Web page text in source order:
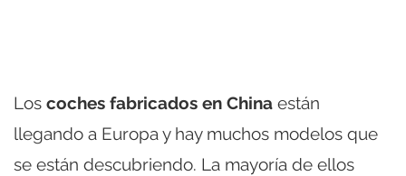
Los coches fabricados en China están
llegando a Europa y hay muchos modelos que
se están descubriendo. La mayoría de ellos